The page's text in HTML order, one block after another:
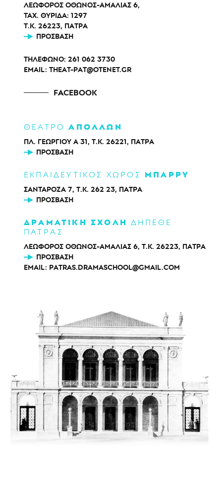
ΛΕΩΦΟΡΟΣ ΟΘΩΝΟΣ-ΑΜΑΛΙΑΣ 6,
ΤΑΧ. ΘΥΡΙΔΑ: 1297
Τ.Κ. 26223, ΠΑΤΡΑ
ΠΡΌΣΒΑΣΗ
ΤΗΛΕΦΩΝΟ: 261 062 3730
EMAIL: THEAT-PAT@OTENET.GR
FACEBOOK
ΘΕΑΤΡΟΑΠΟΛΛΩΝ
ΠΛ. ΓΕΩΡΓΙΟΥ Α 31, Τ.Κ. 26221, ΠΑΤΡΑ
ΠΡΌΣΒΑΣΗ
ΕΚΠΑΙΔΕΥΤΙΚΟΣ ΧΩΡΟΣ ΜΠΑΡΡΥ
ΣΑΝΤΑΡΟΖΑ 7, Τ.Κ. 262 23, ΠΑΤΡΑ
ΠΡΌΣΒΑΣΗ
ΔΡΑΜΑΤΙΚΗ ΣΧΟΛΗ ΔΗΠΕΘΕ
ΠΑΤΡΑΣ
ΛΕΩΦΟΡΟΣ ΟΘΩΝΟΣ-ΑΜΑΛΙΑΣ 6, Τ.Κ. 26223, ΠΑΤΡΑ
ΠΡΌΣΒΑΣΗ
EMAIL: PATRAS.DRAMASCHOOL@GMAIL.COM